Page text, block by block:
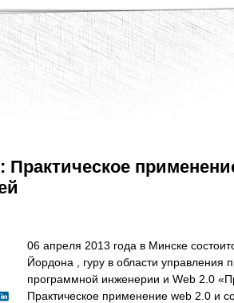
Практическое
06 апреля 2013 года в Минске
Йордона , гуру в области управления
программной инженерии и Web 2.0
Практическое применение web 2.0 и